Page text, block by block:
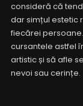
consideră că
dar simțul estetic
fiecărei
cursantele astfel
artistic și să afle
nevoi sau cerințe.